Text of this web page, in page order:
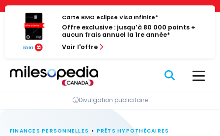
Panneau de gestion des cookies
Passer
contenu
Carte BMO eclipse Visa Infinite*
Offre exclusive : jusqu’à 80 000 points +
aucun frais annuel la 1re année*
Voir l'offre
Divulgation publicitaire
FINANCES PERSONNELLES PRÊTS HYPOTHÉCAIRES